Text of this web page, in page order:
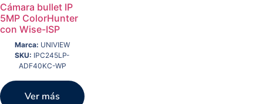
Cámara bullet IP
5MP ColorHunter
con Wise-ISP
Marca: UNIVIEW
SKU: IPC245LP-
ADF40KC-WP
Ver más